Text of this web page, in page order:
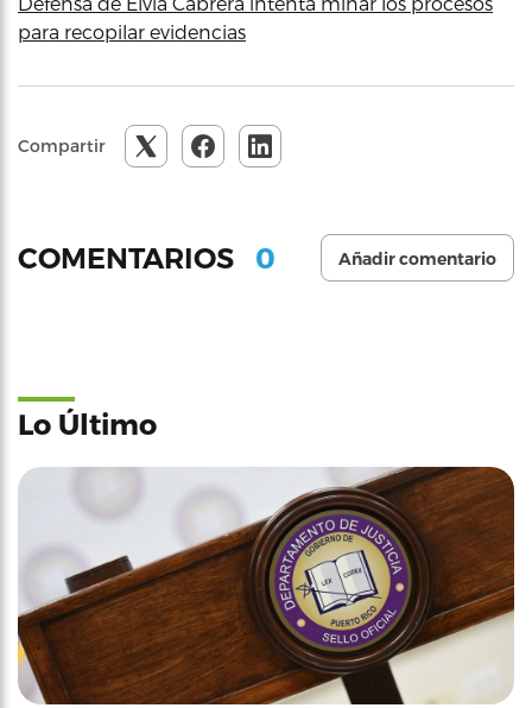
para recopilar evidencias
Compartir
COMENTARIOS 0 Añadir comentario
Lo Último